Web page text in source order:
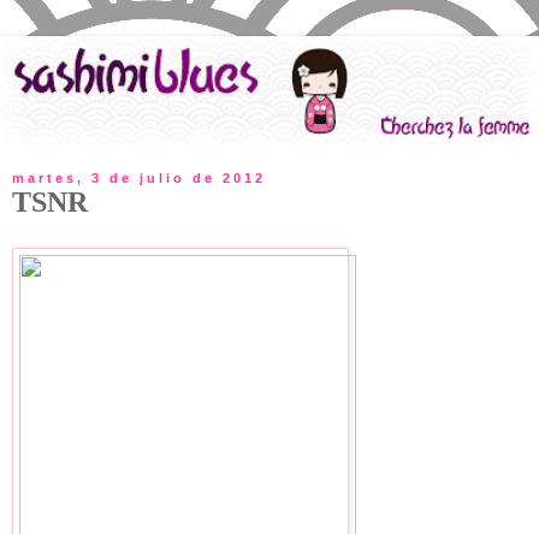
martes, 3 de julio de 2012
TSNR